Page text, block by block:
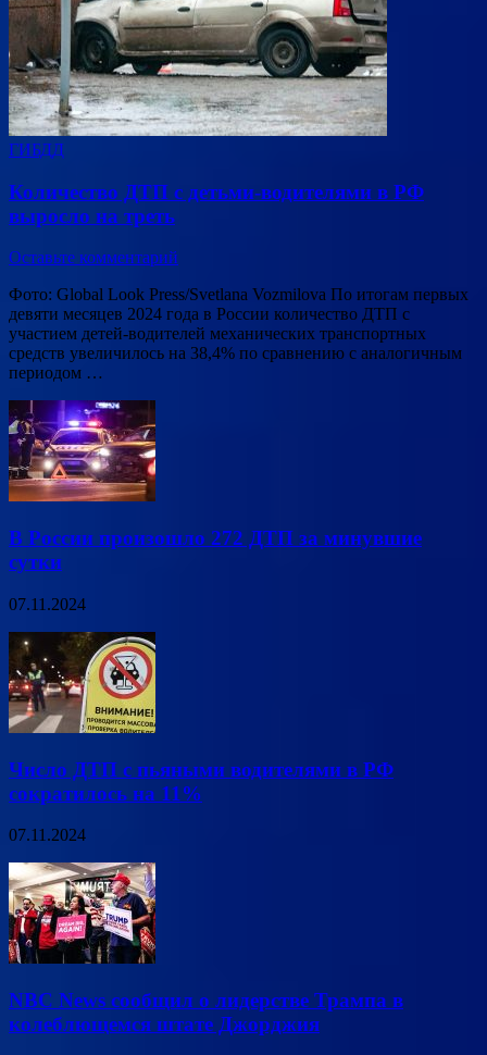
ГИБДД
Количество ДТП с детьми-водителями в РФ
выросло на треть
Оставьте комментарий
Фото: Global Look Press/Svetlana Vozmilova По итогам первых
девяти месяцев 2024 года в России количество ДТП с
участием детей-водителей механических транспортных
средств увеличилось на 38,4% по сравнению с аналогичным
периодом …
В России произошло 272 ДТП за минувшие
сутки
07.11.2024
Число ДТП с пьяными водителями в РФ
сократилось на 11%
07.11.2024
NBC News сообщил о лидерстве Трампа в
колеблющемся штате Джорджия